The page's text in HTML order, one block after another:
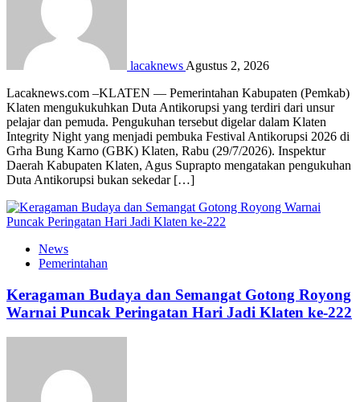
lacaknews Agustus 2, 2026
Lacaknews.com –KLATEN — Pemerintahan Kabupaten (Pemkab)
Klaten mengukukuhkan Duta Antikorupsi yang terdiri dari unsur
pelajar dan pemuda. Pengukuhan tersebut digelar dalam Klaten
Integrity Night yang menjadi pembuka Festival Antikorupsi 2026 di
Grha Bung Karno (GBK) Klaten, Rabu (29/7/2026). Inspektur
Daerah Kabupaten Klaten, Agus Suprapto mengatakan pengukuhan
Duta Antikorupsi bukan sekedar […]
News
Pemerintahan
Keragaman Budaya dan Semangat Gotong Royong
Warnai Puncak Peringatan Hari Jadi Klaten ke-222